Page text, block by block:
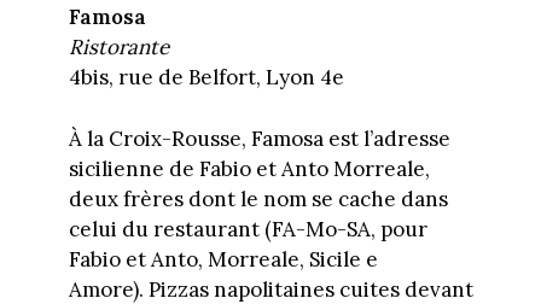
Famosa
Ristorante
4bis, rue de Belfort, Lyon 4e
À la Croix-Rousse, Famosa est l’adresse
sicilienne de Fabio et Anto Morreale,
deux frères dont le nom se cache dans
celui du restaurant (FA-Mo-SA, pour
Fabio et Anto, Morreale, Sicile e
Amore). Pizzas napolitaines cuites devant